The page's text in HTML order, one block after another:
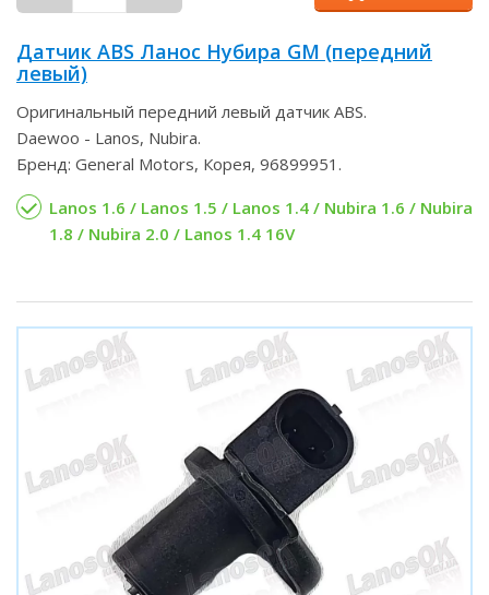
Датчик ABS Ланос Нубира GM (передний
левый)
Оригинальный передний левый датчик ABS.
Daewoo - Lanos, Nubira.
Бренд: General Motors, Корея, 96899951.
Lanos 1.6 / Lanos 1.5 / Lanos 1.4 / Nubira 1.6 / Nubira
1.8 / Nubira 2.0 / Lanos 1.4 16V